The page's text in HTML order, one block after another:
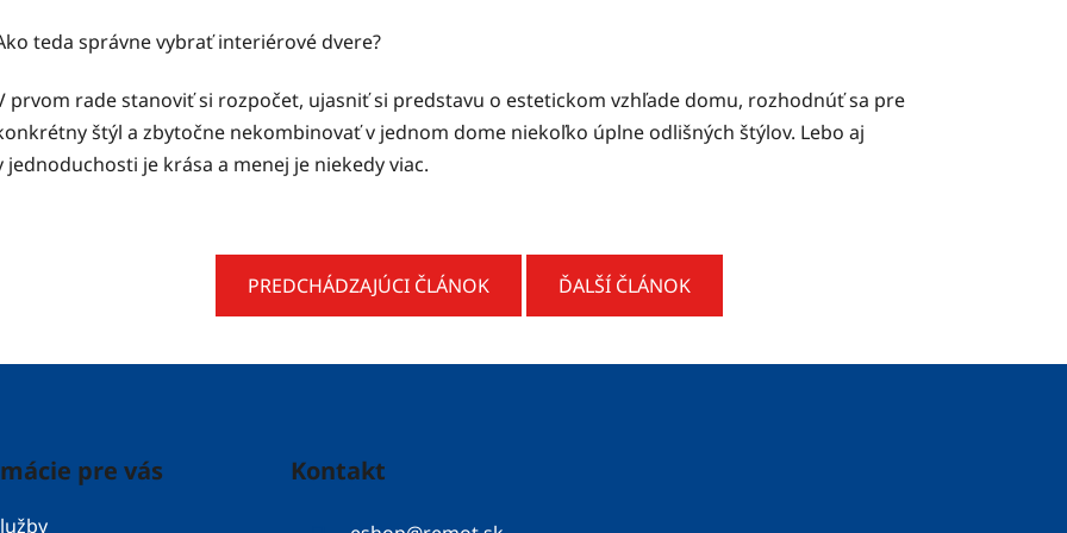
teda správne vybrať interiérové dvere?
prvom rade stanoviť si rozpočet, ujasniť si predstavu o estetickom vzhľade domu, rozhodnúť sa pre
štýl a zbytočne nekombinovať v jednom dome niekoľko úplne odlišných štýlov. Lebo aj
jednoduchosti je krása a menej je niekedy viac.
PREDCHÁDZAJÚCI ČLÁNOK ĎALŠÍ ČLÁNOK
pre vás Kontakt